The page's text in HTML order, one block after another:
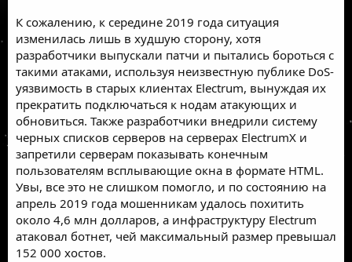
К сожалению, к середине 2019 года ситуация
изменилась лишь в худшую сторону, хотя
разработчики выпускали патчи и пытались бороться с
такими атаками, используя неизвестную публике DoS-
уязвимость в старых клиентах Electrum, вынуждая их
прекратить подключаться к нодам атакующих и
обновиться. Также разработчики внедрили систему
черных списков серверов на серверах ElectrumX и
запретили серверам показывать конечным
пользователям всплывающие окна в формате HTML.
Увы, все это не слишком помогло, и по состоянию на
апрель 2019 года мошенникам удалось похитить
около 4,6 млн долларов, а инфраструктуру Electrum
атаковал ботнет, чей максимальный размер превышал
152 000 хостов.